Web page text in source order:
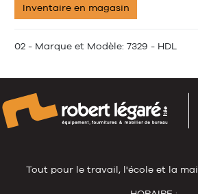
Inventaire en magasin
02 - Marque et Modèle: 7329 - HDL
Tout pour le travail, l'école et la